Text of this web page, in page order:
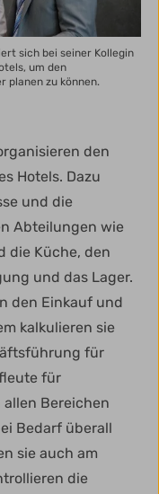
sich bei seiner Kollegin
um den
planen zu können.
den
Hotels. Dazu
und die
Abteilungen wie
die Küche, den
und das Lager.
den Einkauf und
kalkulieren sie
für
für
Bereichen
Bedarf überall
sie auch am
die